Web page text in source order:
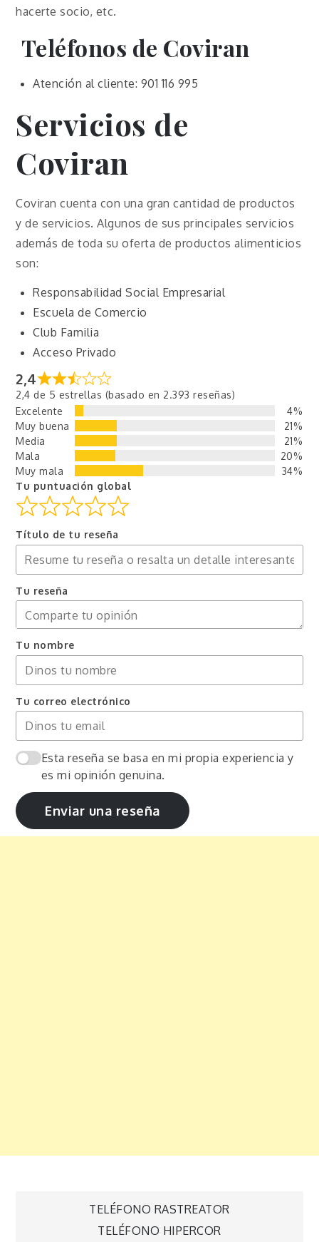
hacerte socio, etc.
Teléfonos de Coviran
Atención al cliente: 901 116 995
Servicios de
Coviran
Coviran cuenta con una gran cantidad de productos
y de servicios. Algunos de sus principales servicios
además de toda su oferta de productos alimenticios
son:
Responsabilidad Social Empresarial
Escuela de Comercio
Club Familia
Acceso Privado
2,4
2,4 de 5 estrellas (basado en 2.393 reseñas)
Excelente
4%
Muy buena
21%
Media
21%
Mala
20%
Muy mala
34%
Tu puntuación global
Título de tu reseña
Tu reseña
Tu nombre
Tu correo electrónico
Esta reseña se basa en mi propia experiencia y
es mi opinión genuina.
Enviar una reseña
Navegación
TELÉFONO RASTREATOR
TELÉFONO HIPERCOR